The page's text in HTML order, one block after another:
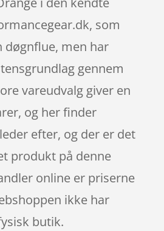
som
døgnflue, men har
gennem
vareudvalg giver en
og her finder
efter, og der er det
produkt på denne
online er priserne
ikke har
butik.